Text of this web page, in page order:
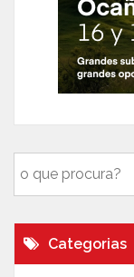
Categorias